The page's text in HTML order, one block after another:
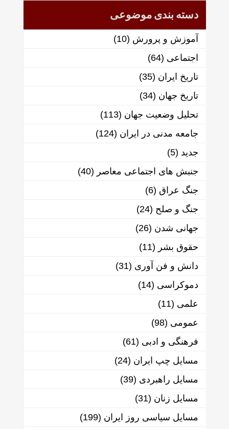
دسته بندی موضوعی
آموزش و پرورش (10)
اجتماعی (64)
تاریخ ایران (35)
تاریخ جهان (34)
تحلیل وضعیت جهان (113)
جامعه مدنی در ایران (124)
جدید (5)
جنبش های اجتماعی معاصر (40)
جنگ عراق (6)
جنگ و صلح (24)
جهانی شدن (26)
حقوق بشر (11)
دانش و فن آوری (31)
دموکراسی (14)
علمی (11)
عمومی (98)
فرهنگی و ادبی (61)
مسایل چپ ایران (24)
مسایل راهبردی (39)
مسایل زنان (31)
مسایل سیاسی روز ایران (199)